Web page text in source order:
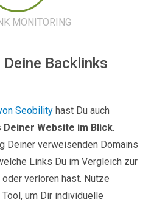
MONITORING
Deine Backlinks
Seobility hast Du auch
Website im Blick.
Deiner verweisenden Domains
Links Du im Vergleich zur
verloren hast. Nutze
um Dir individuelle